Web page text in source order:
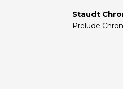
Staudt
Prelude